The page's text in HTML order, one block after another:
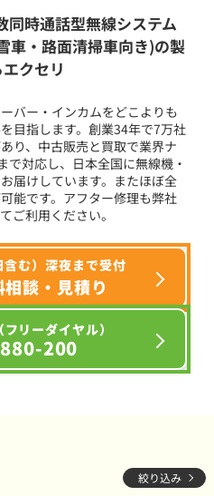
同時通話型無線システム
車・路面清掃車向き)の製
クセリ
バー・インカムをどこよりも
目指します。創業34年で7万社
り、中古販売と買取で業界ナ
で対応し、日本全国に無線機・
届けしています。またほぼ全
能です。アフター修理も弊社
ご利用ください。
む）深夜まで受付
談・見積り
リーダイヤル）
200
絞り込み